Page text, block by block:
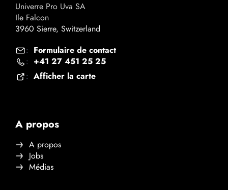
Univerre Pro Uva SA
Ile Falcon
3960 Sierre, Switzerland
: Formulaire de contact
: +41 27 451 25 25
: Afficher la carte
A propos
A propos
Jobs
Médias